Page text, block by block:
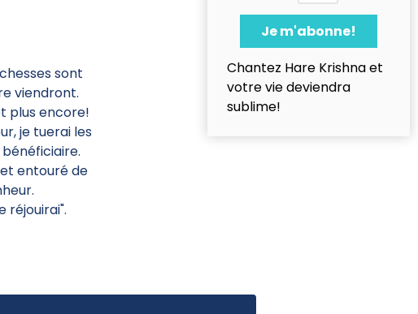
sont
viendront.
plus encore!
je tuerai les
entouré de
réjouirai".
Chantez Hare Krishna et
votre vie deviendra
sublime!